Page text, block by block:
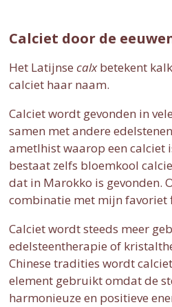
Calciet door de
Het Latijnse calxbetekent
calciet haar naam.
Calciet wordt gevonden in
samen met andere
ametlhist waarop een calciet
bestaat zelfs bloemkool
dat in Marokko is gevonden.
combinatie met mijn favoriet
Calciet wordt steeds meer
edelsteentherapie of
Chinese tradities wordt
element gebruikt omdat de
harmonieuze en positieve